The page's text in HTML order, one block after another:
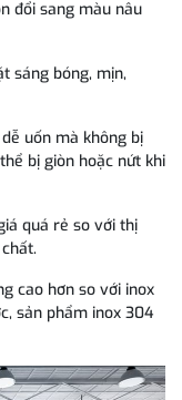
đổi sang màu nâu
sáng bóng, mịn,
uốn mà không bị
bị giòn hoặc nứt khi
quá rẻ so với thị
cao hơn so với inox
sản phẩm inox 304